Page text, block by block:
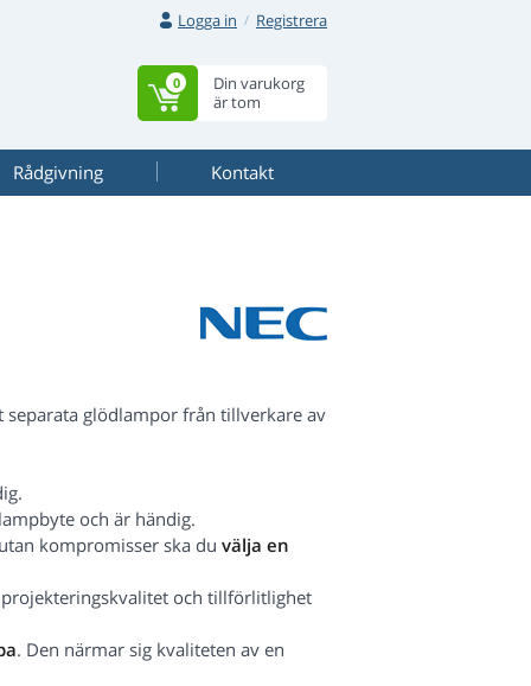
Logga in Registrera
Din varukorg
är tom
0
Rådgivning Kontakt
glödlampor från tillverkare av
och är händig.
kompromisser ska du välja en
och tillförlitlighet
. Den närmar sig kvaliteten av en